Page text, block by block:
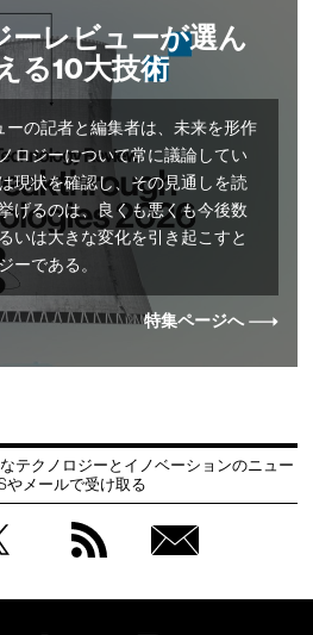
ーレビューが選ん
る10大技術
ーの記者と編集者は、未来を形作
ロジーについて常に議論してい
現状を確認し、その見通しを読
げるのは、良くも悪くも今後数
いは大きな変化を引き起こすと
ーである。
特集ページへ
テクノロジーとイノベーションのニュー
やメールで受け取る